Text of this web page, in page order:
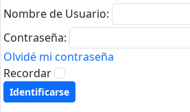
Nombre de Usuario:
Contraseña:
Olvidé mi contraseña
Recordar